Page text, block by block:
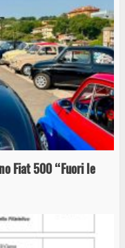
Fiat 500 “Fuori le